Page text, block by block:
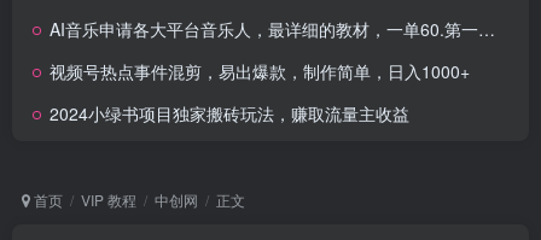
AI音乐申请各大平台音乐人，最详细的教材，一单60.第一天25单，日入多张
视频号热点事件混剪，易出爆款，制作简单，日入1000+
2024小绿书项目独家搬砖玩法，赚取流量主收益
首页 VIP 教程 中创网 正文